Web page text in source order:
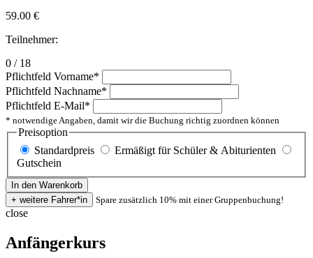
59.00 €
Teilnehmer:
0 / 18
Pflichtfeld Vorname*
Pflichtfeld Nachname*
Pflichtfeld E-Mail*
* notwendige Angaben, damit wir die Buchung richtig zuordnen können
Preisoption
Standardpreis
Ermäßigt für Schüler & Abiturienten
Gutschein
Spare zusätzlich 10% mit einer Gruppenbuchung!
close
Anfängerkurs